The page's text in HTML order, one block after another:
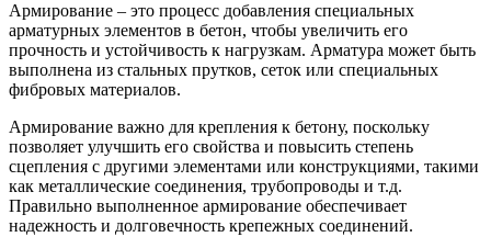
Армирование – это процесс добавления специальных
арматурных элементов в бетон, чтобы увеличить его
прочность и устойчивость к нагрузкам. Арматура может быть
выполнена из стальных прутков, сеток или специальных
фибровых материалов.
Армирование важно для крепления к бетону, поскольку
позволяет улучшить его свойства и повысить степень
сцепления с другими элементами или конструкциями, такими
как металлические соединения, трубопроводы и т.д.
Правильно выполненное армирование обеспечивает
надежность и долговечность крепежных соединений.